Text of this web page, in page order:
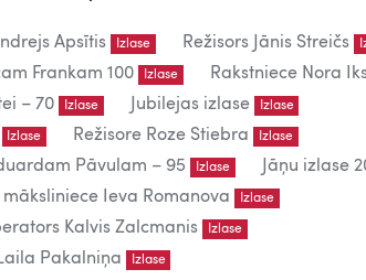
Apsītis Izlase Režisors Jānis Streičs
Frankam 100 Izlase Rakstniece Nora
– 70 Izlase Jubilejas izlase Izlase
Izlase Režisore Roze Stiebra Izlase
Pāvulam – 95 Izlase Jāņu izlase
Ieva Romanova Izlase
Kalvis Zalcmanis Izlase
Pakalniņa Izlase